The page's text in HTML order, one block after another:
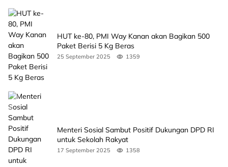
HUT ke-80, PMI Way Kanan akan Bagikan 500
Paket Berisi 5 Kg Beras
25 September 2025 1359
Menteri Sosial Sambut Positif Dukungan DPD RI
untuk Sekolah Rakyat
17 September 2025 1358